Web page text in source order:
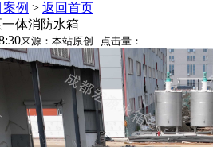
例 > 返回首页
体消防水箱
来源：本站原创 点击量：